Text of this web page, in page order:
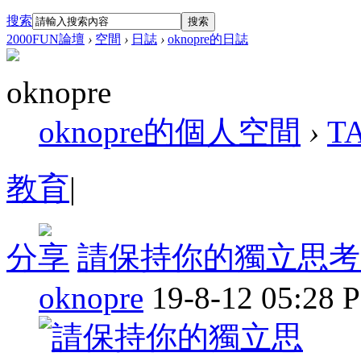
搜索 搜索
2000FUN論壇 › 空間 › 日誌 › oknopre的日誌
oknopre
oknopre的個人空間 ›
教育|
分享 請保持你的獨立思
oknopre 19-8-12 05:28